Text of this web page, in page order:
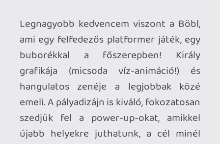
kijött (közösségi finanszírozással)
Famicom cart-ra, dobozzal meg
mindennel.